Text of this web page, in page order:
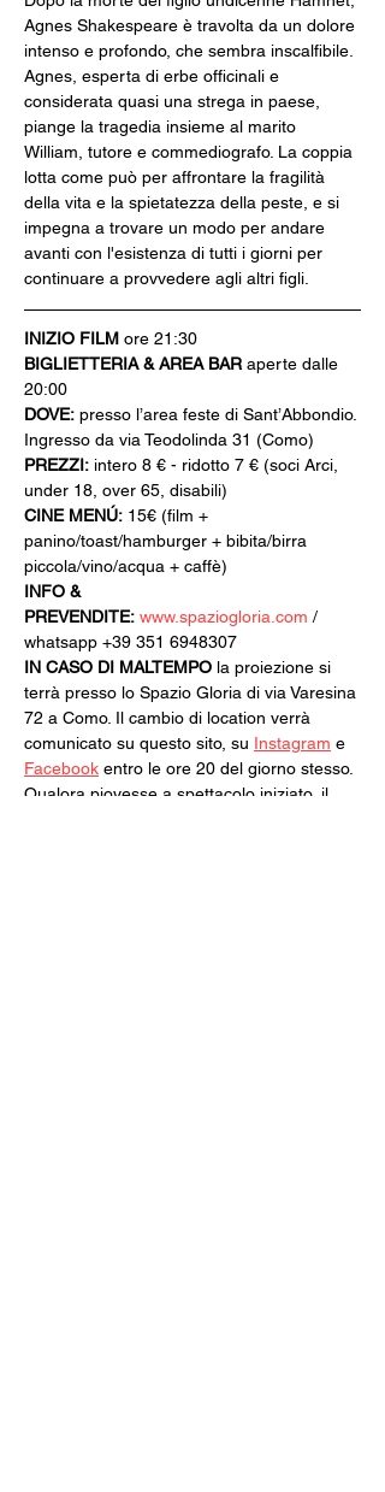
Agnes Shakespeare è travolta da un dolore
intenso e profondo, che sembra inscalfibile.
Agnes, esperta di erbe officinali e
considerata quasi una strega in paese,
piange la tragedia insieme al marito
William, tutore e commediografo. La coppia
lotta come può per affrontare la fragilità
della vita e la spietatezza della peste, e si
impegna a trovare un modo per andare
avanti con l'esistenza di tutti i giorni per
continuare a provvedere agli altri figli.
INIZIO FILM ore 21:30
BIGLIETTERIA & AREA BAR aperte dalle
20:00
DOVE: presso l’area feste di Sant’Abbondio.
Ingresso da via Teodolinda 31 (Como)
PREZZI: intero 8 € - ridotto 7 € (soci Arci,
under 18, over 65, disabili)
CINE MENÚ: 15€ (film +
panino/toast/hamburger + bibita/birra
piccola/vino/acqua + caffè)
INFO &
PREVENDITE: www.spaziogloria.com /
whatsapp +39 351 6948307
IN CASO DI MALTEMPO la proiezione si
terrà presso lo Spazio Gloria di via Varesina
72 a Como. Il cambio di location verrà
comunicato su questo sito, su Instagram e
Facebook entro le ore 20 del giorno stesso.
Qualora piovesse a spettacolo iniziato, il